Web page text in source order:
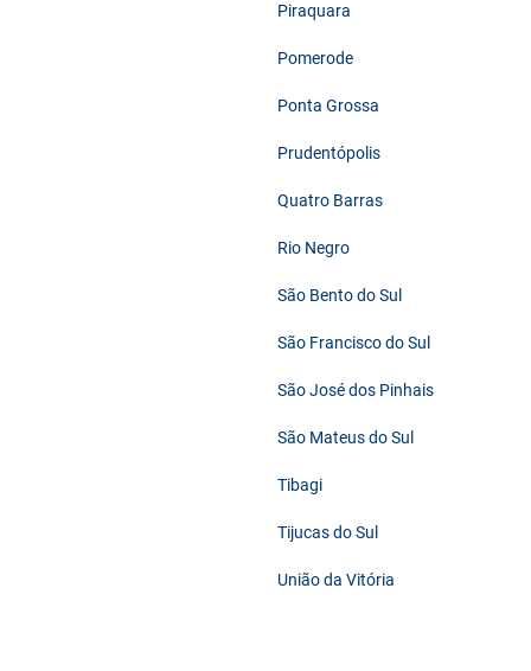
Piraquara
Pomerode
Ponta Grossa
Prudentópolis
Quatro Barras
Rio Negro
São Bento do Sul
São Francisco do Sul
São José dos Pinhais
São Mateus do Sul
Tibagi
Tijucas do Sul
União da Vitória